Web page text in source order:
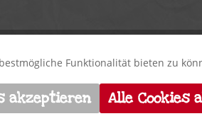
Funktionalität bieten zu
akzeptieren Alle Cookies